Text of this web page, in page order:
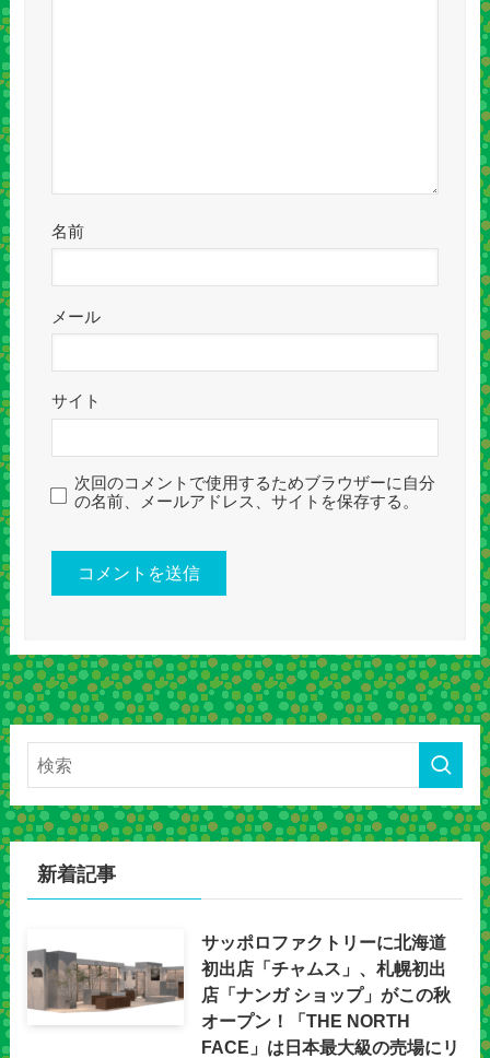
名前
メール
サイト
次回のコメントで使用するためブラウザーに自分
の名前、メールアドレス、サイトを保存する。
新着記事
サッポロファクトリーに北海道
初出店「チャムス」、札幌初出
店「ナンガ ショップ」がこの秋
オープン！「THE NORTH
FACE」は日本最大級の売場にリ